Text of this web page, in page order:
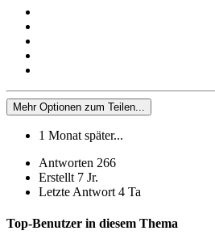
Mehr Optionen zum Teilen...
1 Monat später...
Antworten 266
Erstellt 7 Jr.
Letzte Antwort 4 Ta
Top-Benutzer in diesem Thema